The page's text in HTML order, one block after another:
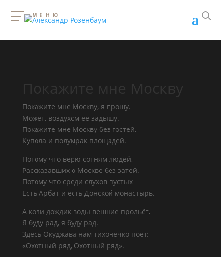
Покажите мне Москву
Покажите мне Москву, я прошу.
Может, воздухом её задышу.
Покажите мне Москву без гостей,
Купола и полумрак площадей.
Потому что верю сотням людей,
Рассказавших о Москве без затей.
Потому что среди слухов пустых
Есть Арбат и есть Донской монастырь.
А коли дождик воды вешние прольёт,
Я буду рад, я буду рад.
Здесь Окуджава нам тихонечко поёт:
«Охотный ряд, Охотный ряд».
МЕНЮ